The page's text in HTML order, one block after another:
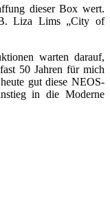
dieser Box wert.
Liza Lims „City of
warten darauf,
50 Jahren für mich
gut diese NEOS-
in die Moderne